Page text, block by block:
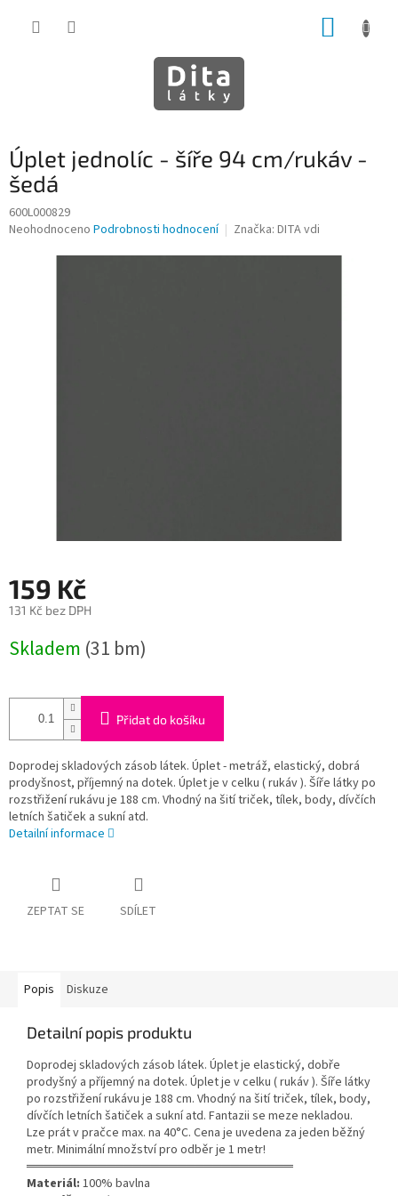
Úplet jednolíc - šíře 94 cm/rukáv -
šedá
600L000829
Průměrné
Neohodnoceno Podrobnosti hodnocení Značka: DITA vdi
159 Kč
131 Kč bez DPH
cena:
Skladem (31 bm)
Přidat do košíku
Doprodej skladových zásob látek. Úplet - metráž, elastický, dobrá
prodyšnost, příjemný na dotek. Úplet je v celku ( rukáv ). Šíře látky po
rozstřižení rukávu je 188 cm. Vhodný na šití triček, tílek, body, dívčích
letních šatiček a sukní atd.
Detailní informace
ZEPTAT SE SDÍLET
Popis Diskuze
Detailní popis produktu
Doprodej skladových zásob látek. Úplet je elastický, dobře
prodyšný a příjemný na dotek. Úplet je v celku ( rukáv ). Šíře látky
po rozstřižení rukávu je 188 cm. Vhodný na šití triček, tílek, body,
dívčích letních šatiček a sukní atd. Fantazii se meze nekladou.
Lze prát v pračce max. na 40°C. Cena je uvedena za jeden běžný
metr. Minimální množství pro odběr je 1 metr!
══════════════════════════════
Materiál: 100% bavlna